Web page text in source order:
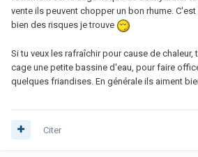
vente ils peuvent chopper un bon rhume.
bien des risques je trouve
Si tu veux les rafraîchir pour cause de chaleur,
cage une petite bassine d'eau, pour faire
quelques friandises. En générale ils aiment
Citer